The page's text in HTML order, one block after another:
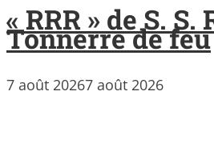
« RRR » de S.
Tonnerre de feu
7 août 20267 août 2026